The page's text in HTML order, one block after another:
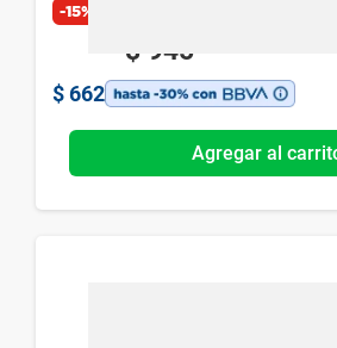
-15%
$ 945
$ 662
Agregar al